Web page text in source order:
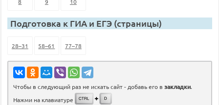
Подготовка к ГИА и ЕГЭ (страницы)
28–31 58–61 77–78
Чтобы в следующий раз не искать сайт - добавь его в закладки.
Нажми на клавиатуре